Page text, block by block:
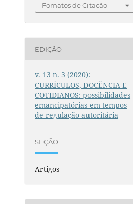
Fomatos de Citação
EDIÇÃO
v. 13 n. 3 (2020):
CURRÍCULOS, DOCÊNCIA E
COTIDIANOS: possibilidades
emancipatórias em tempos
de regulação autoritária
SEÇÃO
Artigos